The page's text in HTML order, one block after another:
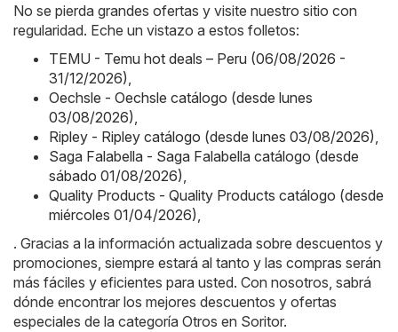
No se pierda grandes ofertas y visite nuestro sitio con
regularidad. Eche un vistazo a estos folletos:
TEMU - Temu hot deals – Peru (06/08/2026 -
31/12/2026)
Oechsle - Oechsle catálogo (desde lunes
03/08/2026)
Ripley - Ripley catálogo (desde lunes 03/08/2026)
Saga Falabella - Saga Falabella catálogo (desde
sábado 01/08/2026)
Quality Products - Quality Products catálogo (desde
miércoles 01/04/2026)
. Gracias a la información actualizada sobre descuentos y
promociones, siempre estará al tanto y las compras serán
más fáciles y eficientes para usted. Con nosotros, sabrá
dónde encontrar los mejores descuentos y ofertas
especiales de la categoría Otros en Soritor.